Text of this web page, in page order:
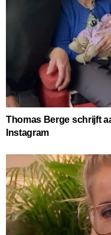
Thomas Berge schrijft
Instagram